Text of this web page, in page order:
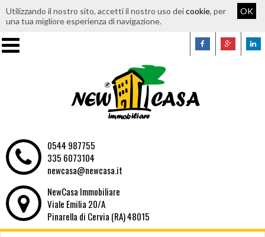
Utilizzando il nostro sito, accetti il nostro uso deicookie, per
una tua migliore esperienza di navigazione.
OK
0544 987755
335 6073104
newcasa@newcasa.it
NewCasa Immobiliare
Viale Emilia 20/A
Pinarella di Cervia (RA) 48015